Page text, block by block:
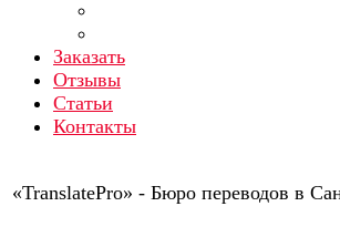
Заказать
Отзывы
Статьи
Контакты
«TranslatePro» - Бюро переводов в